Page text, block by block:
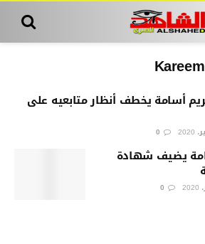
أسامة يخطف أنظار متابعيه على
أسامة يضيف شهادة